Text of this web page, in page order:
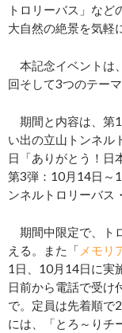
トロリーバス」など
大自然の絶景を気軽
本記念イベントは
回そして3つのテー
期間と内容は、第
い出の立山トンネル
日「ありがとう！日
第3弾：10月14日～
ンネルトロリーバス
期間中限定で、ト
える。また「 メモリ
1日、10月14日に実
日前から電話で受
で。定員は先着順で
には、「とろ～りチ